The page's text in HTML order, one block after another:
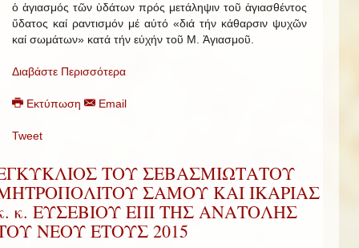
ὁ ἁγιασμός τῶν ὑδάτων πρός μετάληψιν τοῦ ἁγιασθέντος
ὕδατος καί ραντισμόν μέ αὐτό «διά τήν κάθαρσιν ψυχῶν
καί σωμάτων» κατά τήν εὐχήν τοῦ Μ. Ἁγιασμοῦ.
Διαβάστε Περισσότερα
Εκτύπωση Email
Tweet
ΤΟΥ ΣΕΒΑΣΜΙΩΤΑΤΟΥ
ΣΑΜΟΥ ΚΑΙ ΙΚΑΡΙΑΣ
κ. ΕΥΣΕΒΙΟΥ ΕΠΙ ΤΗΣ ΑΝΑΤΟΛΗΣ
ΝΕΟΥ ΕΤΟΥΣ 2015